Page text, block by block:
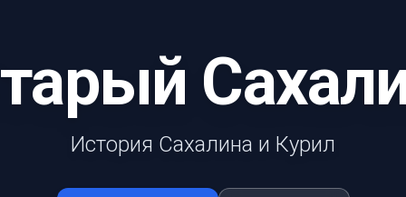
История Сахалина и Курил